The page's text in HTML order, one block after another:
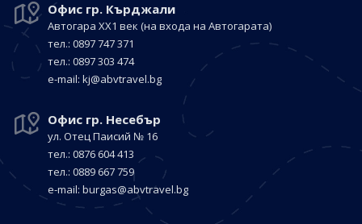
Офис гр. Кърджали
Автогара ХХ1 век (на входа на Автогарата)
тел.: 0897 747 371
тел.: 0897 303 474
е-mail: kj@abvtravel.bg
Офис гр. Несебър
ул. Отец Паисий № 16
тел.: 0876 604 413
тел.: 0889 667 759
е-mail: burgas@abvtravel.bg